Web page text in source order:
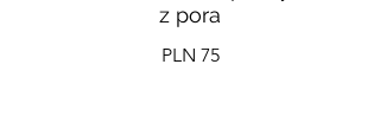
z pora
PLN 75